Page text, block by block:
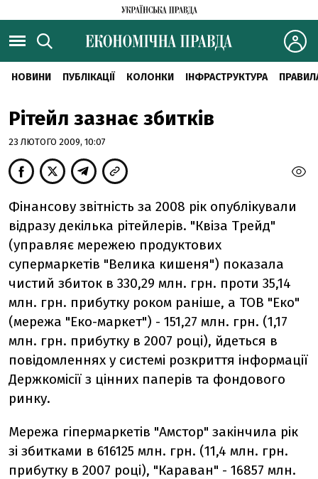
НОВИНИ ПУБЛІКАЦІЇ КОЛОНКИ ІНФРАСТРУКТУРА
Рітейл зазнає збитків
23 ЛЮТОГО 2009, 10:07
Фінансову звітність за 2008 рік опублікували
відразу декілька рітейлерів. "Квіза Трейд"
(управляє мережею продуктових
супермаркетів "Велика кишеня") показала
чистий збиток в 330,29 млн. грн. проти 35,14
млн. грн. прибутку роком раніше, а ТОВ "Еко"
(мережа "Еко-маркет") - 151,27 млн. грн. (1,17
млн. грн. прибутку в 2007 році), йдеться в
повідомленнях у системі розкриття інформації
Держкомісії з цінних паперів та фондового
ринку.
Мережа гіпермаркетів "Амстор" закінчила рік
зі збитками в 616125 млн. грн. (11,4 млн. грн.
прибутку в 2007 році), "Караван" - 16857 млн.